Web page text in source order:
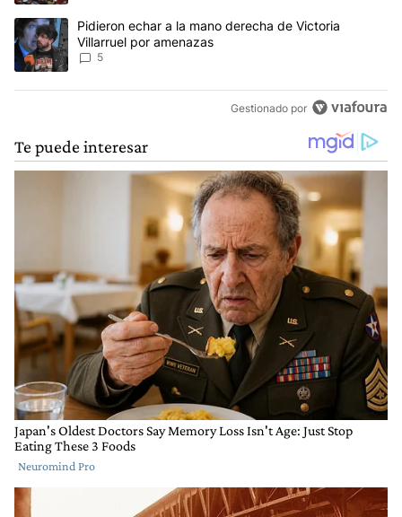
Un artículo de tendencia con el título "Pidieron echar a la mano
Pidieron echar a la mano derecha de Victoria
Villarruel por amenazas
5
Gestionado por